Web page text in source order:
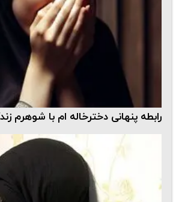
رابطه پنهانی دخترخاله ام با شوهرم